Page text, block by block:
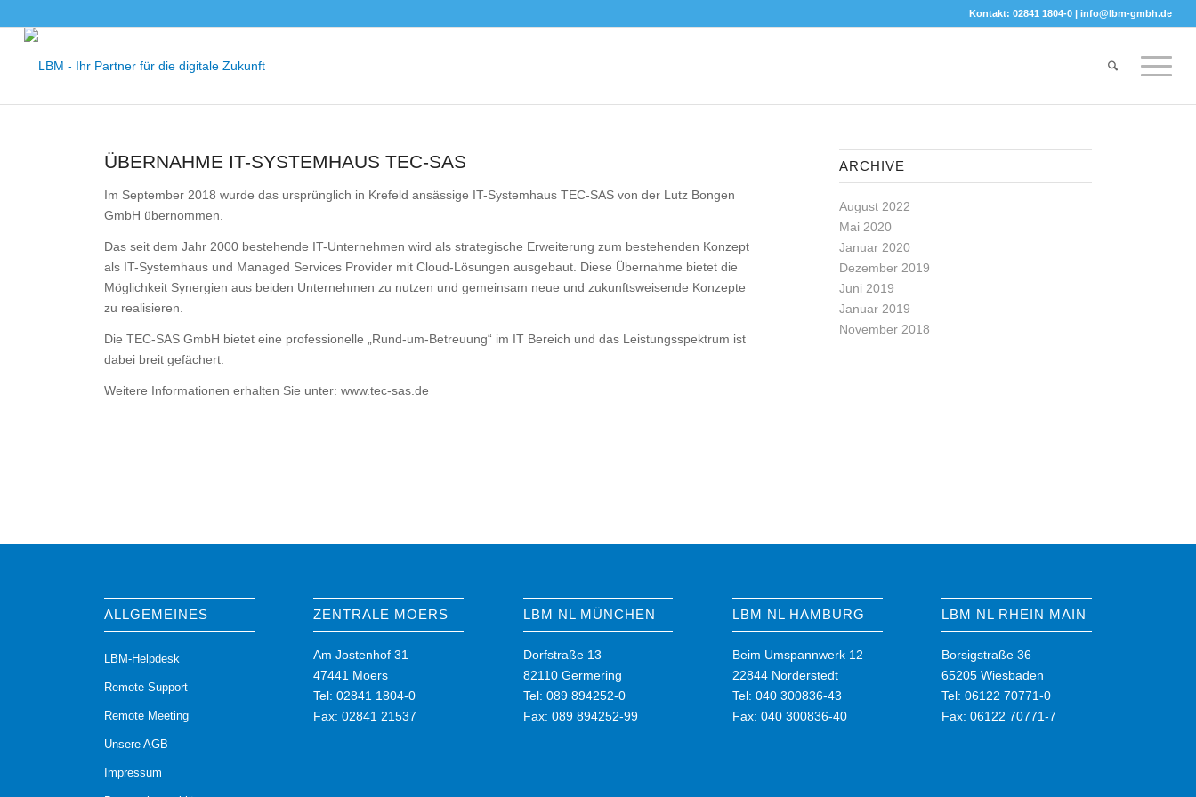
Kontakt: 02841 1804-0 |info@lbm-gmbh.de
ÜBERNAHME IT-SYSTEMHAUS TEC-SAS
Im September 2018 wurde das ursprünglich in Krefeld ansässige IT-Systemhaus TEC-SAS von der Lutz Bongen
GmbH übernommen.
Das seit dem Jahr 2000 bestehende IT-Unternehmen wird als strategische Erweiterung zum bestehenden Konzept
als IT-Systemhaus und Managed Services Provider mit Cloud-Lösungen ausgebaut. Diese Übernahme bietet die
Möglichkeit Synergien aus beiden Unternehmen zu nutzen und gemeinsam neue und zukunftsweisende Konzepte
zu realisieren.
Die TEC-SAS GmbH bietet eine professionelle „Rund-um-Betreuung“ im IT Bereich und das Leistungsspektrum ist
dabei breit gefächert.
Weitere Informationen erhalten Sie unter: www.tec-sas.de
ARCHIVE
August 2022
Mai 2020
Januar 2020
Dezember 2019
Juni 2019
Januar 2019
November 2018
ALLGEMEINES
LBM-Helpdesk
Remote Support
Remote Meeting
Unsere AGB
Impressum
ZENTRALE MOERS
Am Jostenhof 31
47441 Moers
Tel: 02841 1804-0
Fax: 02841 21537
LBM NL MÜNCHEN
Dorfstraße 13
82110 Germering
Tel: 089 894252-0
Fax: 089 894252-99
LBM NL HAMBURG
Beim Umspannwerk 12
22844 Norderstedt
Tel: 040 300836-43
Fax: 040 300836-40
LBM NL RHEIN MAIN
Borsigstraße 36
65205 Wiesbaden
Tel: 06122 70771-0
Fax: 06122 70771-7